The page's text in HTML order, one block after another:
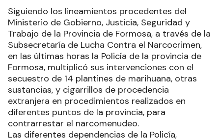
Siguiendo los lineamientos procedentes del
Ministerio de Gobierno, Justicia, Seguridad y
Trabajo de la Provincia de Formosa, a través de la
Subsecretaría de Lucha Contra el Narcocrimen,
en las últimas horas la Policía de la provincia de
Formosa, multiplicó sus intervenciones con el
secuestro de 14 plantines de marihuana, otras
sustancias, y cigarrillos de procedencia
extranjera en procedimientos realizados en
diferentes puntos de la provincia, para
contrarrestar el narcomenudeo.
Las diferentes dependencias de la Policía,